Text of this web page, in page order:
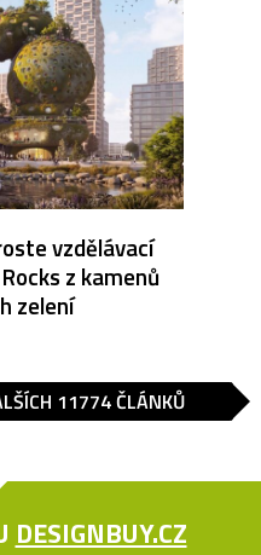
vzdělávací
z kamenů
zelení
11774 ČLÁNKŮ
DESIGNBUY.CZ